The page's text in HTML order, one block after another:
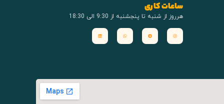
ساعات کاری
هرروز از شنبه تا پنجشنبه از 9:30 الی 18:30